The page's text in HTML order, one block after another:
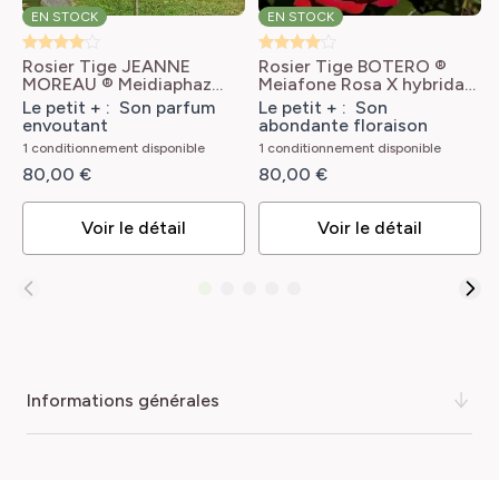
EN STOCK
Rosier Tige JEANNE
MOREAU ® Meidiaphaz
Rosa X hybrida JEANNE
MOREAU® 'Meidiaphaz'
Le petit + : Son parfum
envoutant
1 conditionnement disponible
80,00 €
Voir le détail
EN STOCK
Rosier Tige BOTERO ®
Meiafone Rosa X hybrida
BOTERO® 'Meiafone'
Le petit + : Son
abondante floraison
1 conditionnement disponible
80,00 €
Voir le détail
informations générales